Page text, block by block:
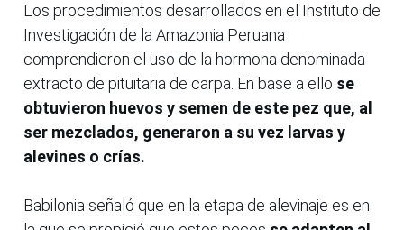
Los procedimientos desarrollados en el Instituto de
Investigación de la Amazonia Peruana
comprendieron el uso de la hormona denominada
extracto de pituitaria de carpa. En base a ello se
obtuvieron huevos y semen de este pez que, al
ser mezclados, generaron a su vez larvas y
alevines o crías.
Babilonia señaló que en la etapa de alevinaje es en